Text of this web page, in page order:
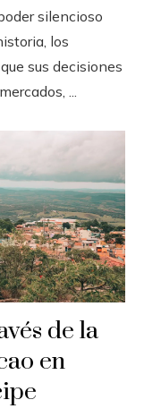
silencioso
los
sus decisiones
...
de la
en